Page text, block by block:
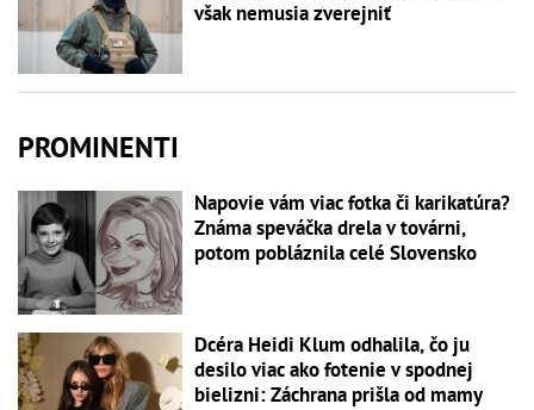
však nemusia zverejniť
PROMINENTI
Napovie vám viac fotka či karikatúra?
Známa speváčka drela v továrni,
potom pobláznila celé Slovensko
Dcéra Heidi Klum odhalila, čo ju
desilo viac ako fotenie v spodnej
bielizni: Záchrana prišla od mamy